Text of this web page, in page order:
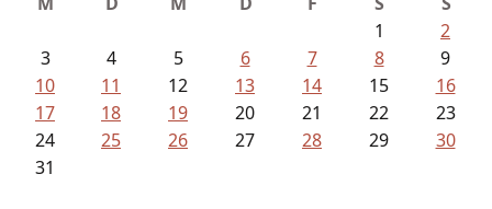
1
2
3
4 5 6 7 8
9
10
11 12 13 14 15
16
17
18 19 20 21 22
23
24
25 26 27 28 29
30
31